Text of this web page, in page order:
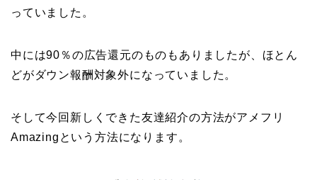
っていました。
中には90％の広告還元のものもありましたが、ほとん
どがダウン報酬対象外になっていました。
そして今回新しくできた友達紹介の方法がアメフリ
Amazingという方法になります。